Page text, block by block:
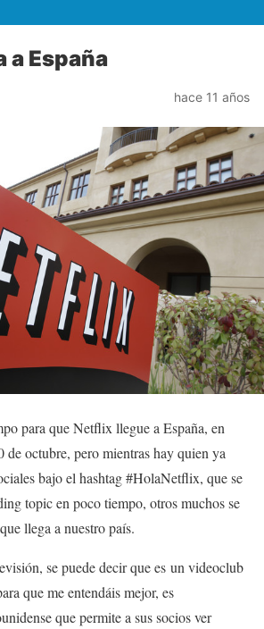
a España
hace 11 años
para que Netflix llegue a España, en
de octubre, pero mientras hay quien ya
bajo el hashtag #HolaNetflix, que se
topic en poco tiempo, otros muchos se
llega a nuestro país.
se puede decir que es un videoclub
que me entendáis mejor, es
que permite a sus socios ver